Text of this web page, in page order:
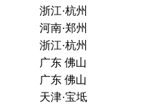
浙江·杭州
河南·郑州
浙江·杭州
广东 佛山
广东 佛山
天津·宝坻